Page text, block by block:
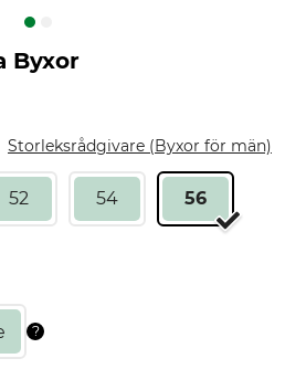
Byxor
Storleksrådgivare (Byxor för män)
52 54 56